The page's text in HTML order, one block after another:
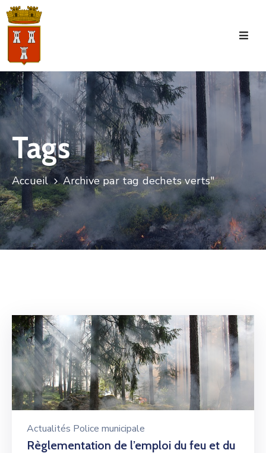
Accueil
La
Commune
Tourisme
Manifestations
Vie
Municipale
Services
Jeunesse
Tags
Accueil Archive par tag dechets verts"
Actualités Police municipale
Règlementation de l’emploi du feu et du